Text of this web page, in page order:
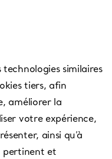
— Boutiques
technologies similaires
tiers, afin
améliorer la
votre expérience,
ainsi qu’à
pertinent et